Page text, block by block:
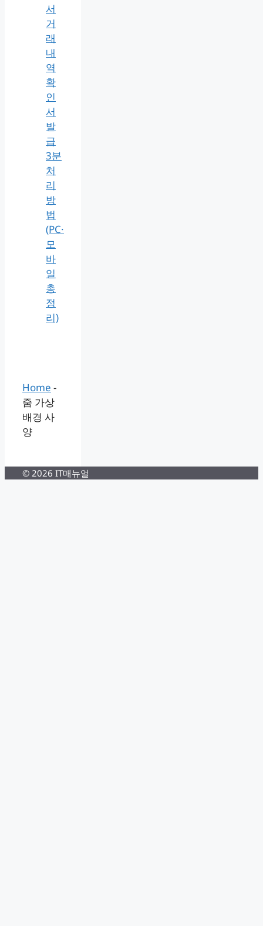
서
거
래
내
역
확
인
서
발
급
3분
처
리
방
법
(PC·
모
바
일
총
정
리)
Home -
줌 가상
배경 사
양
© 2026 IT매뉴얼